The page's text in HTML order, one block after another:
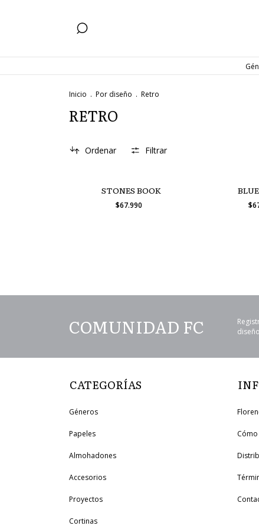
Inicio . Por diseño . Retro
RETRO
Ordenar Filtrar
STONES BOOK
$67.990
COMUNIDAD FC
CATEGORÍAS
Géneros
Papeles
Almohadones
Accesorios
Proyectos
Cortinas